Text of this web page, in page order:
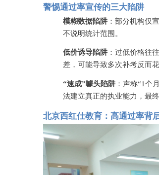
警惕通过率宣传的三大陷阱
模糊数据陷阱 ：部分机构仅
不说明统计范围。
低价诱导陷阱 ：过低价格往
差，可能导致多次补考反而花
“速成”噱头陷阱 ：声称“1个
法建立真正的执业能力，最
北京西红仕教育：高通过率背